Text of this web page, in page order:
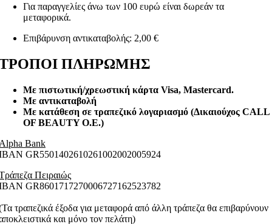
Για παραγγελίες άνω των 100 ευρώ είναι δωρεάν τα
μεταφορικά.
Επιβάρυνση αντικαταβολής: 2,00 €
ΠΛΗΡΩΜΗΣ
Με πιστωτική/χρεωστική κάρτα Visa, Mastercard.
Με αντικαταβολή
Με κατάθεση σε τραπεζικό λογαριασμό (Δικαιούχος CALL
OF BEAUTY O.E.)
Bank
GR5501402610261002002005924
Πειραιώς
GR8601717270006727162523782
τραπεζικά έξοδα για μεταφορά από άλλη τράπεζα θα επιβαρύνουν
και μόνο τον πελάτη)